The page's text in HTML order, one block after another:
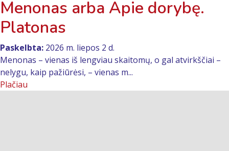
Menonas arba Apie dorybę.
Platonas
Paskelbta: 2026 m. liepos 2 d.
Menonas – vienas iš lengviau skaitomų, o gal atvirkščiai –
nelygu, kaip pažiūrėsi, – vienas m...
Plačiau